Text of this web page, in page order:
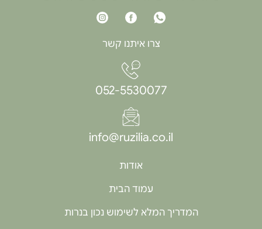
צרו איתנו קשר
052-5530077
info@ruzilia.co.il
אודות
עמוד הבית
המדריך המלא לשימוש נכון בנרות